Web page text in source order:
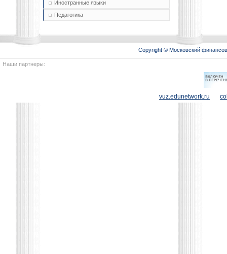
Иностранные языки
Педагогика
Copyright © Московский
Наши партнеры:
vuz.edunetwork.ru